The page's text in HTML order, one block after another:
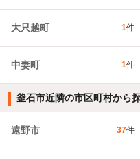
大只越町 1件
中妻町 1件
釜石市近隣の市区町村から
遠野市 37件